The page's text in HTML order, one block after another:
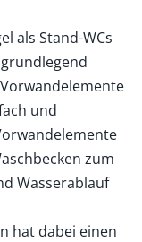
als Stand-WCs
und
zum
Wasserablauf
hat dabei einen